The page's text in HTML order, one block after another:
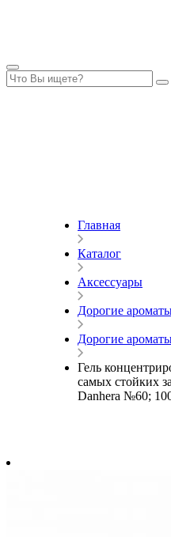
Главная
Каталог
Аксессуары
Дорогие
Дорогие
Гель
самых стойких
Danhera №60;